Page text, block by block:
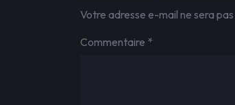
Votre adresse e-mail ne sera
Commentaire *